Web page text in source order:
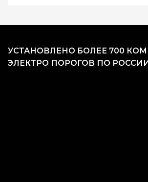
УСТАНОВЛЕНО БОЛЕЕ 700
ЭЛЕКТРО ПОРОГОВ ПО